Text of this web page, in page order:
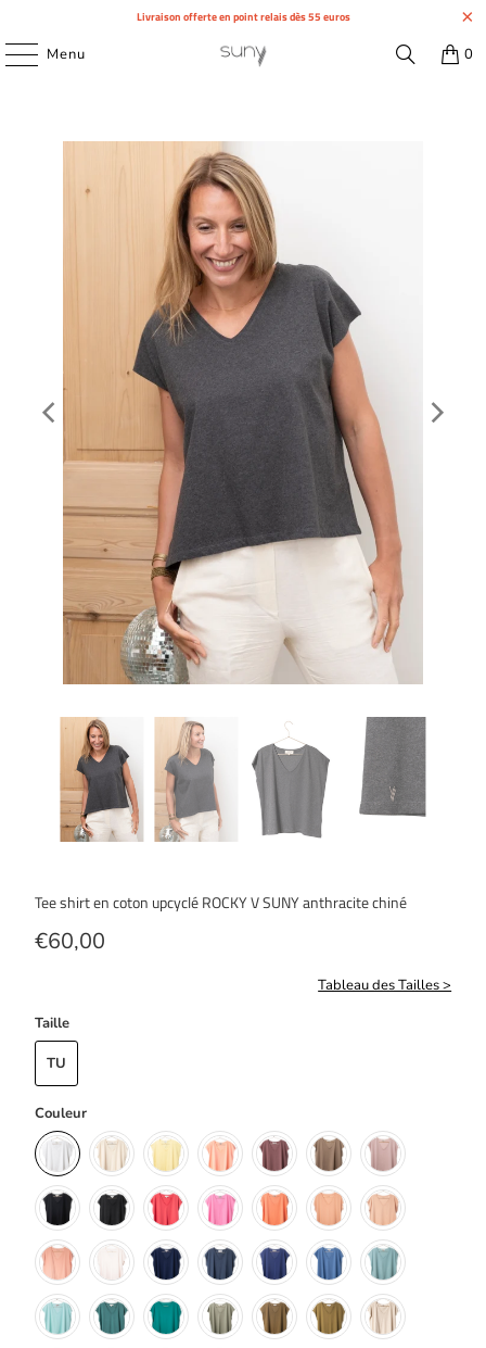
Livraison offerte en point relais dès 55 euros
Menu 0
Tee shirt en coton upcyclé ROCKY V SUNY anthracite chiné
€60,00
Tableau des Tailles >
Taille
TU
Couleur